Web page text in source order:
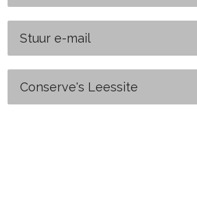
Stuur e-mail
Conserve's Leessite